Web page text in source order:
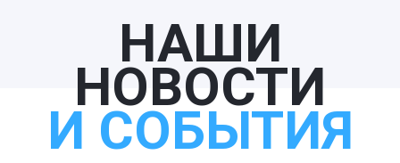
НАШИ
НОВОСТИ
И СОБЫТИЯ